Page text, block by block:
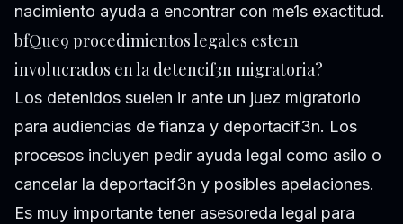
nacimiento ayuda a encontrar con me1s exactitud.
bfQue9 procedimientos legales este1n
involucrados en la detencif3n migratoria?
Los detenidos suelen ir ante un juez migratorio
para audiencias de fianza y deportacif3n. Los
procesos incluyen pedir ayuda legal como asilo o
cancelar la deportacif3n y posibles apelaciones.
Es muy importante tener asesoreda legal para